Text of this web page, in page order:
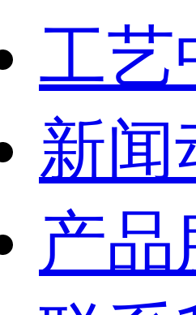
工艺
新闻
产品